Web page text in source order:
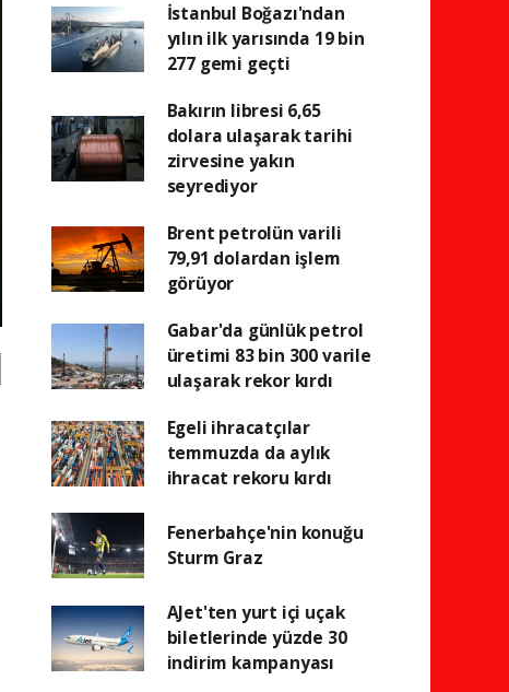
İstanbul Boğazı'ndan
yılın ilk yarısında 19 bin
277 gemi geçti
Bakırın libresi 6,65
dolara ulaşarak tarihi
zirvesine yakın
seyrediyor
Brent petrolün varili
79,91 dolardan işlem
görüyor
Gabar'da günlük petrol
üretimi 83 bin 300 varile
ulaşarak rekor kırdı
Egeli ihracatçılar
temmuzda da aylık
ihracat rekoru kırdı
Fenerbahçe'nin konuğu
Sturm Graz
AJet'ten yurt içi uçak
biletlerinde yüzde 30
indirim kampanyası